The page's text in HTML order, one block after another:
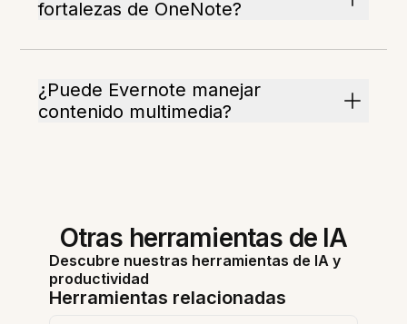
fortalezas de OneNote?
¿Puede Evernote manejar
contenido multimedia?
Otras herramientas de IA
Descubre nuestras herramientas de IA y
productividad
Herramientas relacionadas